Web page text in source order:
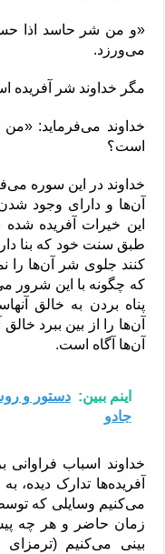
«و من شر حاسد اذا
می‌ورزد.
مگر خداوند شر آفریده
خداوند می‌فرماید:
است؟
خداوند در این سوره
آن‌ها و دارای وجود
این خیرات آفریده شده
طبق سنت خود که بنا دارد
کنند جلوی شر آن‌ها را
که چگونه با این شرور
پناه بردن به خالق
آن‌ها را از بین ببرد
آن‌ها آگاه است.
اینم ببین: دستور و
جادو
خداوند اسباب فراوانی
آفریده‌ها تدارک دیده،
می‌کنیم وسایلی که
زمان حاضر و هر چه
بینی می‌کنیم